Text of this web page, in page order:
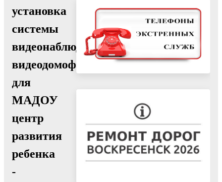
установка
системы
видеонаблюдения,
видеодомофонов
для
МАДОУ
центр
развития
ребенка
-